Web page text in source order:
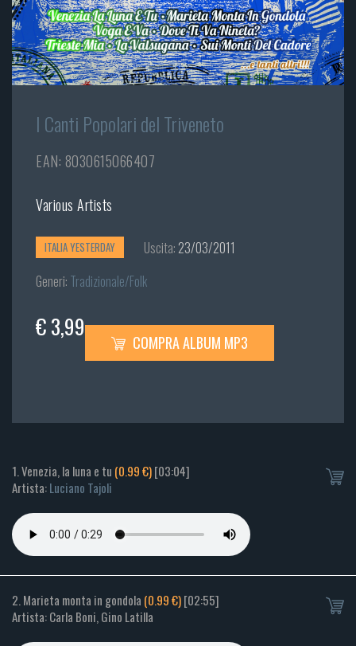
I Canti Popolari del Triveneto
EAN: 8030615066407
Various Artists
ITALIA YESTERDAY Uscita:23/03/2011
Generi: Tradizionale/Folk
€ 3,99
COMPRA ALBUM MP3
1. Venezia, la luna e tu (0.99 €)[03:04]
Artista:Luciano Tajoli
2. Marieta monta in gondola (0.99 €)[02:55]
Artista: Carla Boni, Gino Latilla